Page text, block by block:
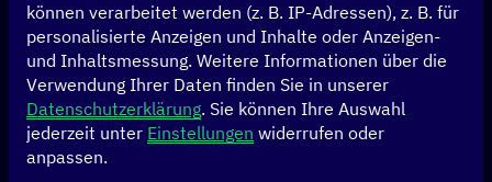
Das Digitalzentrum Kamerun fördert Projekte im
ländlichen Raum mit einem Fokus auf marginalisierte
Bevölkerungsgruppen. In Kooperation mit öffentlichen
und privaten Partnernstehendie Themen
Innovationsförderung und e-Government
können verarbeitet werden (z. B. IP-Adressen), z. B. für
personalisierte Anzeigen und Inhalte oder Anzeigen-
und Inhaltsmessung. Weitere Informationen über die
Verwendung Ihrer Daten finden Sie in unserer
Datenschutzerklärung. Sie können Ihre Auswahl
jederzeit unter Einstellungen widerrufen oder
anpassen.